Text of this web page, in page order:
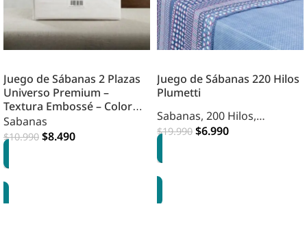
Juego de Sábanas 2 Plazas
Universo Premium –
Textura Embossé – Color
Liso
Sabanas
$10.990 $8.490
Juego de Sábanas 220 Hilos
Plumetti
Sabanas, 200 Hilos,
Dormitorio
$19.990 $6.990